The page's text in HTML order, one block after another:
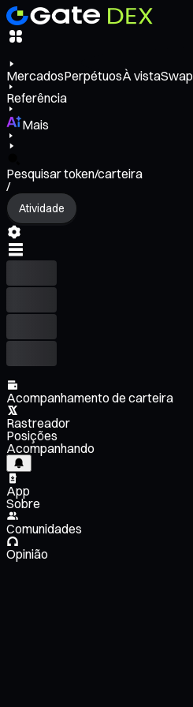
MercadosPerpétuosÀ vistaSwap
Referência
Mais
Pesquisar token/carteira
/
Atividade
Acompanhamento de carteira
Rastreador
Posições
Acompanhando
App
Sobre
Comunidades
Opinião